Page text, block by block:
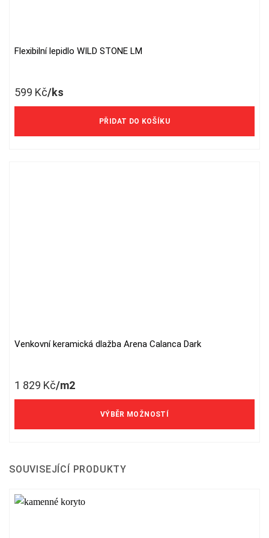
Flexibilní lepidlo WILD STONE LM
599 Kč/ks
PŘIDAT DO KOŠÍKU
Venkovní keramická dlažba Arena Calanca Dark
1 829 Kč/m2
VÝBĚR MOŽNOSTÍ
This
multiple
on
product
SOUVISEJÍCÍ PRODUKTY